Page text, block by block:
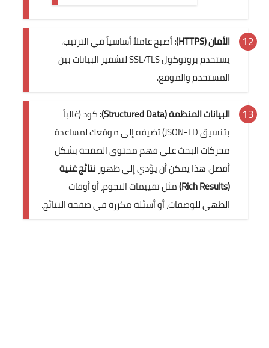
الأمان (HTTPS):
أصبح عاملاً أساسياً في الترتيب.
يستخدم بروتوكول SSL/TLS لتشفير البيانات بين
المستخدم والموقع.
البيانات المنظمة (Structured Data):
كود (غالباً
بتنسيق JSON-LD) تضيفه إلى موقعك لمساعدة
محركات البحث على فهم محتوى الصفحة بشكل
أفضل. هذا يمكن أن يؤدي إلى ظهور نتائج غنية
(Rich Results)
مثل تقييمات النجوم، أو أوقات
الطهي للوصفات، أو أسئلة مكررة في صفحة النتائج.